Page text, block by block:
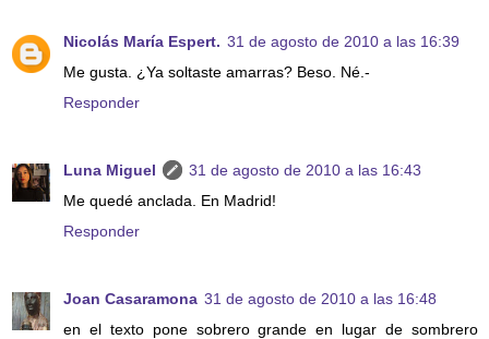
Nicolás María Espert. 31 de agosto de 2010 a las 16:39
Me gusta. ¿Ya soltaste amarras? Beso. Né.-
Responder
Luna Miguel
31 de agosto de 2010 a las 16:43
Me quedé anclada. En Madrid!
Responder
Joan Casaramona 31 de agosto de 2010 a las 16:48
en el texto pone sobrero grande en lugar de sombrero